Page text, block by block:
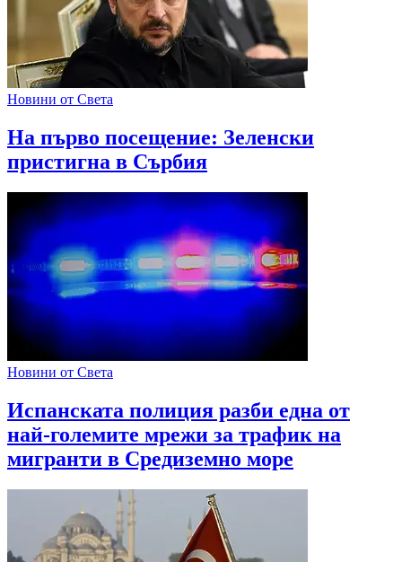
Новини от Света
На първо посещение: Зеленски
пристигна в Сърбия
Новини от Света
Испанската полиция разби една от
най-големите мрежи за трафик на
мигранти в Средиземно море